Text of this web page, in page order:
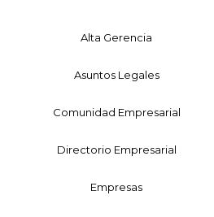
Alta Gerencia
Asuntos Legales
Comunidad Empresarial
Directorio Empresarial
Empresas